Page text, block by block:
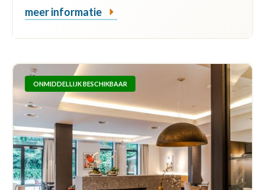
meer informatie
ONMIDDELLIJK BESCHIKBAAR